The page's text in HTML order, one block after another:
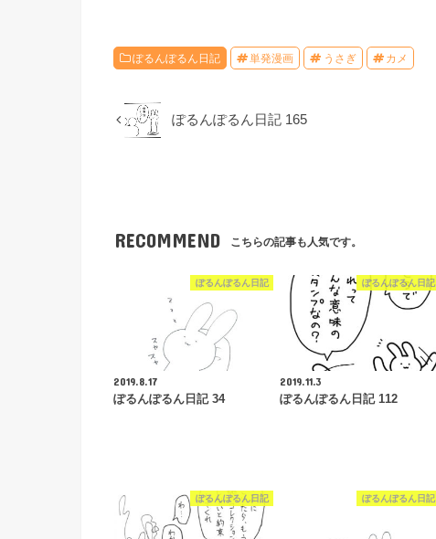
ぽるんぽるん日記 単発漫画 うさぎ カメ
ぽるんぽるん日記 165
RECOMMEND こちらの記事も人気です。
ぽるんぽるん日記
2019.8.17
ぽるんぽるん日記 34
ぽるんぽるん日記
2019.11.3
ぽるんぽるん日記 112
ぽるんぽるん日記 ぽるんぽるん日記